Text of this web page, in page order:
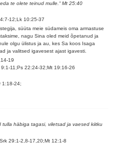
te olete teinud mulle.“ Mt 25:40
12;Lk 10:25-37
süüta meie südameis oma armastuse
nagu Sina oled meid õpetanud ja
olgu ülistus ja au, kes Sa koos Isaga
ja valitsed igavesest ajast igavesti.
19
11;Ps 22:24-32;Mt 19:16-26
1:18-24;
tulla häbiga tagasi, viletsad ja vaesed kiitku
29:1-2,8-17,20;Mt 12:1-8